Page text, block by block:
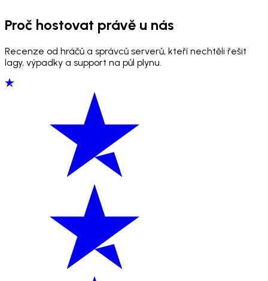
Proč hostovat právě u nás
Recenze od hráčů a správců serverů, kteří nechtěli řešit
lagy, výpadky a support na půl plynu.